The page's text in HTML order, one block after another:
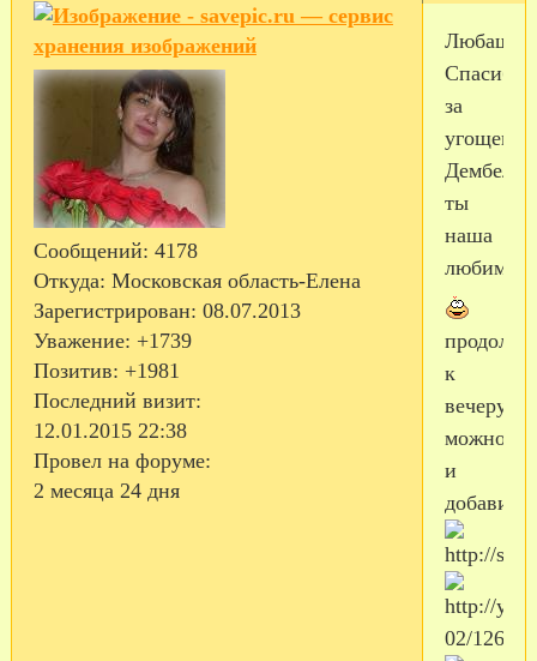
Сообщений: 4178
Откуда: Московская область-Елена
Зарегистрирован: 08.07.2013
Уважение: +1739
Позитив: +1981
Последний визит:
12.01.2015 22:38
Провел на форуме:
2 месяца 24 дня
Спасибо
за
ты
наша
к
можно
и